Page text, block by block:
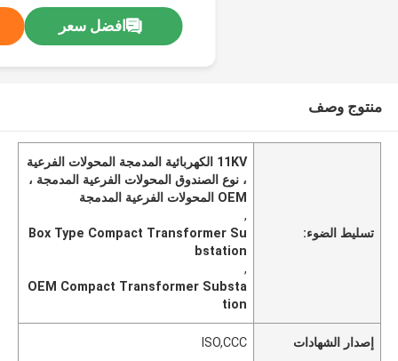
افضل سعر
منتوج وصف
تسليط الضوء:
11KV الكهربائية المدمجة المحولات الفرعية
، نوع الصندوق المحولات الفرعية المدمجة ،
OEM المحولات الفرعية المدمجة
,
Box Type Compact Transformer Su
bstation
,
OEM Compact Transformer Substa
tion
إصدار الشهادات ISO,CCC